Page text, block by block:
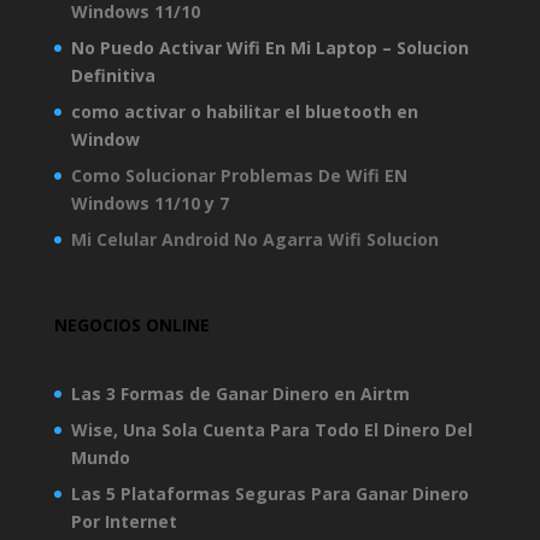
Windows 11/10
No Puedo Activar Wifi En Mi Laptop – Solucion
Definitiva
como activar o habilitar el bluetooth en
Window
Como Solucionar Problemas De Wifi EN
Windows 11/10 y 7
Mi Celular Android No Agarra Wifi Solucion
NEGOCIOS ONLINE
Las 3 Formas de Ganar Dinero en Airtm
Wise, Una Sola Cuenta Para Todo El Dinero Del
Mundo
Las 5 Plataformas Seguras Para Ganar Dinero
Por Internet